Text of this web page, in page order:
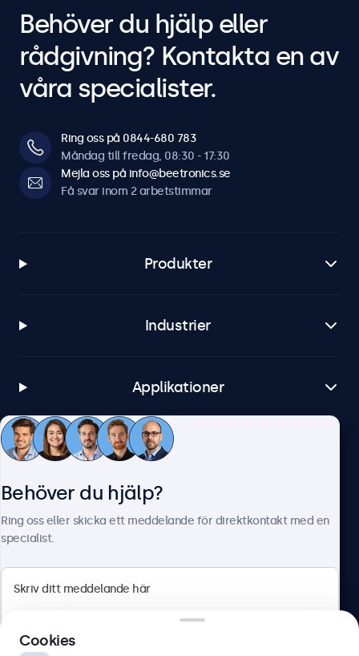
Behöver du hjälp eller
rådgivning? Kontakta en av
våra specialister.
Ring oss på 0844-680 783
Måndag till fredag, 08:30 - 17:30
Mejla oss på info@beetronics.se
Få svar inom 2 arbetstimmar
Produkter
Industrier
Applikationer
Kundtjänst
Olof Palmesgata 29, Stockholm, 111 22, Sverige
Behöver du hjälp?
Ring oss eller skicka ett meddelande för direktkontakt med en
specialist.
Cookies